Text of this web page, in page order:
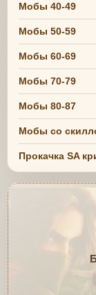
Мобы 40-49
Мобы 50-59
Мобы 60-69
Мобы 70-79
Мобы 80-87
Мобы со
Прокачка SA